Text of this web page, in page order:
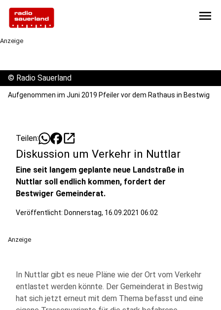
menu
Anzeige
© Radio Sauerland
Aufgenommen im Juni 2019 Pfeiler vor dem Rathaus in Bestwig
Teilen: open_in_new
Diskussion um Verkehr in Nuttlar
Eine seit langem geplante neue Landstraße in
Nuttlar soll endlich kommen, fordert der
Bestwiger Gemeinderat.
Veröffentlicht: Donnerstag, 16.09.2021 06:02
Anzeige
In Nuttlar gibt es neue Pläne wie der Ort vom Verkehr
entlastet werden könnte. Der Gemeinderat in Bestwig
hat sich jetzt erneut mit dem Thema befasst und eine